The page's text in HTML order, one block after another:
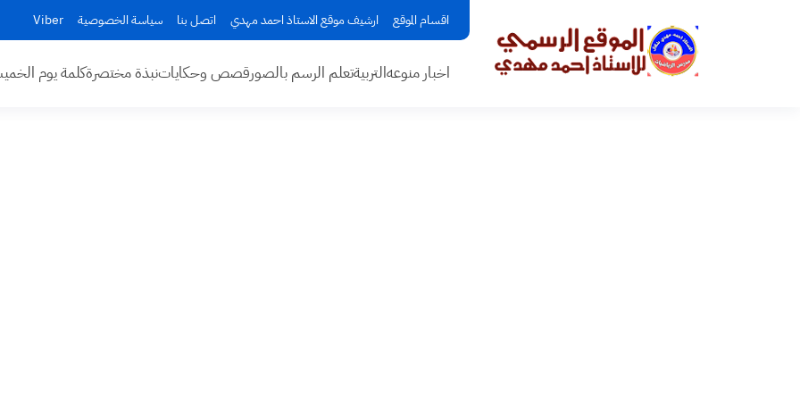
اقسام الموقع ارشيف موقع الاستاذ احمد مهدي اتصل بنا سياسة الخصوصية Viber
اخبار منوعهالتربيةتعلم الرسم بالصورقصص وحكاياتنبذة مختصرةكلمة يوم